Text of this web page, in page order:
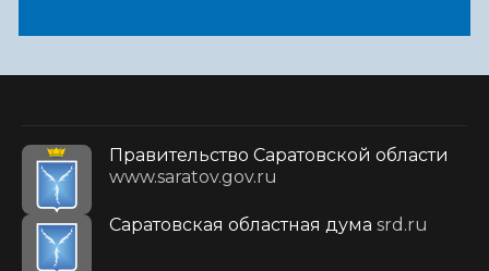
Правительство Саратовской области
www.saratov.gov.ru
Саратовская областная дума srd.ru